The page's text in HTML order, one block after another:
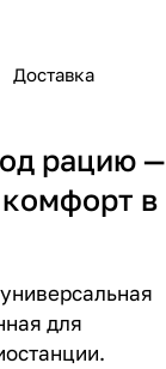
Доставка
рацию —
в
для